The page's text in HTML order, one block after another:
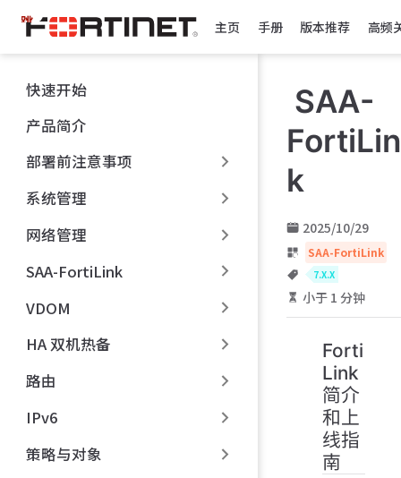
跳
至
主
內
容
主页 手册 版本推荐 高频
快速开始
产品简介
部署前注意事项
系统管理
网络管理
SAA-FortiLink
VDOM
HA 双机热备
路由
IPv6
策略与对象
SAA-
FortiLin
k
2025/10/29
SAA-FortiLink
7.X.X
小于 1 分钟
Forti
Link
简介
和上
线指
南